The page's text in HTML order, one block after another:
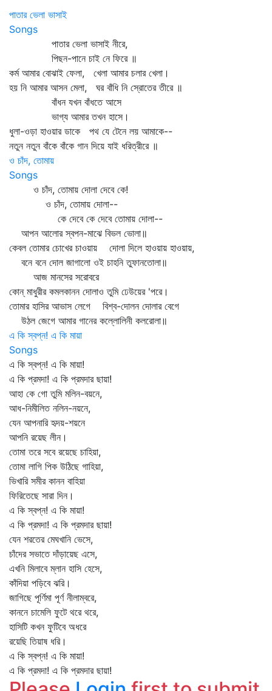
পাতার ভেলা ভাসাই
Songs
পাতার ভেলা ভাসাই নীরে,
পিছন-পানে চাই নে ফিরে ॥
কর্ম আমার বোঝাই ফেলা, খেলা আমার চলার খেলা।
হয় নি আমার আসন মেলা, ঘর বাঁধি নি স্রোতের তীরে ॥
বাঁধন যখন বাঁধতে আসে
ভাগ্য আমার তখন হাসে।
ধুলা-ওড়া হাওয়ার ডাকে পথ যে টেনে লয় আমাকে--
নতুন নতুন বাঁকে বাঁকে গান দিয়ে যাই ধরিত্রীরে ॥
ও চাঁদ, তোমায়
Songs
ও চাঁদ, তোমায় দোলা দেবে কে!
ও চাঁদ, তোমায় দোলা--
কে দেবে কে দেবে তোমায় দোলা--
আপন আলোর স্বপন-মাঝে বিভল ভোলা॥
কেবল তোমার চোখের চাওয়ায় দোলা দিলে হাওয়ায় হাওয়ায়,
বনে বনে দোল জাগালো ওই চাহনি তুফানতোলা॥
আজ মানসের সরোবরে
কোন্‌ মাধুরীর কমলকানন দোলাও তুমি ঢেউয়ের 'পরে।
তোমার হাসির আভাস লেগে বিশ্ব-দোলন দোলার বেগে
উঠল জেগে আমার গানের কল্লোলিনী কলরোলা॥
এ কি স্বপ্ন! এ কি মায়া
Songs
এ কি স্বপ্ন! এ কি মায়া!
এ কি প্রমদা! এ কি প্রমদার ছায়া!
আহা কে গো তুমি মলিন-বয়নে,
আধ-নিমীলিত নলিন-নয়নে,
যেন আপনারি হৃদয়-শয়নে
আপনি রয়েছ লীন।
তোমা তরে সবে রয়েছে চাহিয়া,
তোমা লাগি পিক উঠিছে গাহিয়া,
ভিখারি সমীর কানন বাহিয়া
ফিরিতেছে সারা দিন।
এ কি স্বপ্ন! এ কি মায়া!
এ কি প্রমদা! এ কি প্রমদার ছায়া!
যেন শরতের মেঘখানি ভেসে,
চাঁদের সভাতে দাঁড়ায়েছ এসে,
এখনি মিলাবে ম্লান হাসি হেসে,
কাঁদিয়া পড়িবে ঝরি।
জাগিছে পূর্ণিমা পূর্ণ নীলাম্বরে,
কাননে চামেলি ফুটে থরে থরে,
হাসিটি কখন ফুটিবে অধরে
রয়েছি তিয়াষ ধরি।
এ কি স্বপ্ন! এ কি মায়া!
এ কি প্রমদা! এ কি প্রমদার ছায়া!